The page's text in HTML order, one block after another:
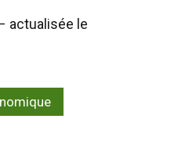
actualisée le